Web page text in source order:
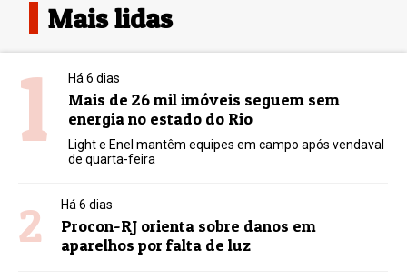
Mais lidas
1 Há 6 dias
Mais de 26 mil imóveis seguem sem
energia no estado do Rio
Light e Enel mantêm equipes em campo após vendaval
de quarta-feira
2 Há 6 dias
Procon-RJ orienta sobre danos em
aparelhos por falta de luz